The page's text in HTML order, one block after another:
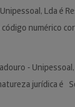
Lda é
numérico
-
jurídica é